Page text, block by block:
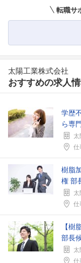
転職サ
太陽工業株式会社
おすすめの求人
学歴
ら専
仕
樹脂
権 部
仕
【樹
部長
仕